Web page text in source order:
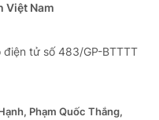
Việt Nam
tử số 483/GP-BTTTT
Phạm Quốc Thắng,